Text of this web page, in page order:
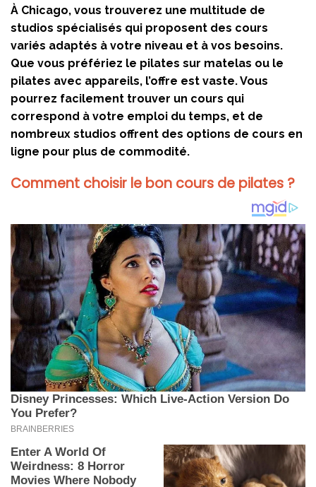
À Chicago, vous trouverez une multitude de
studios spécialisés qui proposent des cours
variés adaptés à votre niveau et à vos besoins.
Que vous préfériez le pilates sur matelas ou le
pilates avec appareils, l’offre est vaste. Vous
pourrez facilement trouver un cours qui
correspond à votre emploi du temps, et de
nombreux studios offrent des options de cours en
ligne pour plus de commodité.
Comment choisir le bon cours de pilates ?